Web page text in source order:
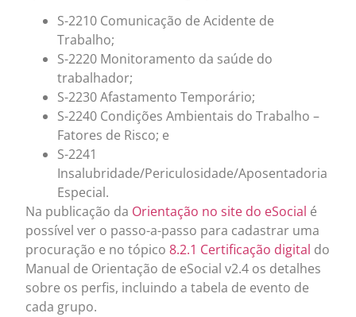
S-2210 Comunicação de Acidente de
Trabalho;
S-2220 Monitoramento da saúde do
trabalhador;
S-2230 Afastamento Temporário;
S-2240 Condições Ambientais do Trabalho –
Fatores de Risco; e
S-2241
Insalubridade/Periculosidade/Aposentadoria
Especial.
Na publicação da Orientação no site do eSocial é
possível ver o passo-a-passo para cadastrar uma
procuração e no tópico8.2.1 Certificação digital do
Manual de Orientação de eSocial v2.4 os detalhes
sobre os perfis, incluindo a tabela de evento de
cada grupo.